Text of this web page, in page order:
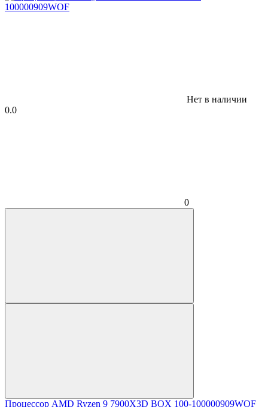
Нет в наличии
0.0
0
Процессор AMD Ryzen 9 7900X3D BOX 100-100000909WOF